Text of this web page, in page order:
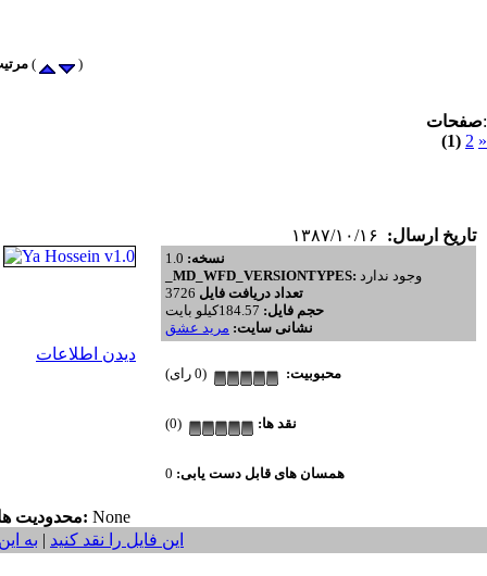
) پرطرفدار (
)
صفحات:
(1) 2 »
تاریخ ارسال:
دیدن اطلاعات
نسخه:
_MD_WFD_VERSIONTYPES: وجود ندارد
تعداد دریافت فایل
حجم فایل:
نشانی سایت: مرید عشق
محبوبیت: (0 رای)
نقد ها: (0)
همسان های قابل دست یابی:
محدودیت ها: None
این فایل را نقد کنید | به